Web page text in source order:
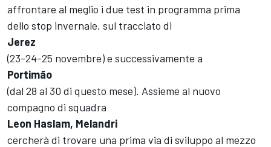
affrontare al meglio i due test in programma prima
dello stop invernale, sul tracciato di
Jerez
(23-24-25 novembre) e successivamente a
Portimão
(dal 28 al 30 di questo mese). Assieme al nuovo
compagno di squadra
Leon Haslam, Melandri
cercherà di trovare una prima via di sviluppo al mezzo